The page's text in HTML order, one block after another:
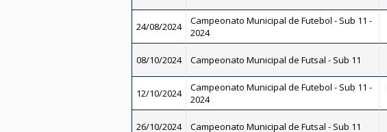
24/08/2024
Campeonato Municipal de Futebol - Sub 11 -
2024
08/10/2024 Campeonato Municipal de Futsal - Sub 11
12/10/2024
Campeonato Municipal de Futebol - Sub 11 -
2024
26/10/2024 Campeonato Municipal de Futsal - Sub 11